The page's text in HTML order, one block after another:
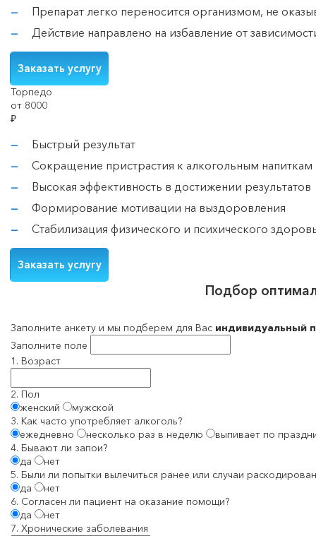
Препарат легко переносится организмом, не
Действие направлено на избавление от
Заказать услугу
Торпедо
от 8000
₽
Быстрый результат
Сокращение пристрастия к алкогольным
Высокая эффективность в достижении результатов
Формирование мотивации на выздоровления
Стабилизация физического и психического
Заказать услугу
Подбор
Заполните анкету и мы подберем для Вас индивидуальный
Заполните поле
1. Возраст
2. Пол
женский
мужской
3. Как часто употребляет алкоголь?
ежедневно
несколько раз в неделю
выпивает по
4. Бывают ли запои?
да
нет
5. Были ли попытки вылечиться ранее или случаи
да
нет
6. Согласен ли пациент на оказание помощи?
да
нет
7. Хронические заболевания